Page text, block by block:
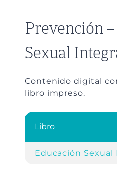
Prevención
Sexual
Contenido digital
libro impreso.
Libro
Educación Sexual